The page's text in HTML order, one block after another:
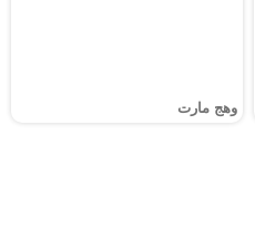
وهج مارت